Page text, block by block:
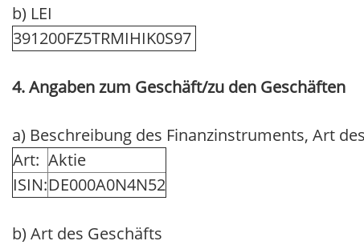
b) LEI
391200FZ5TRMIHIK0S97
4. Angaben zum Geschäft/zu den Geschäften
a) Beschreibung des Finanzinstruments, Art
Art: Aktie
ISIN:DE000A0N4N52
b) Art des Geschäfts